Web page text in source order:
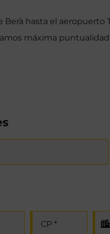
Berà hasta el
máxima